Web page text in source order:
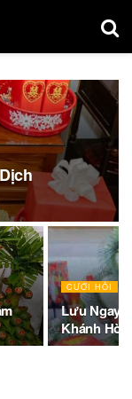
CƯỚI HỎI
Lưu Ngay
Khánh Hòa